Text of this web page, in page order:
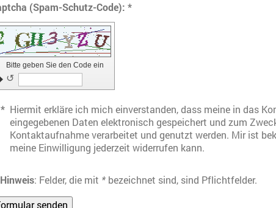
Captcha (Spam-Schutz-Code): *
Bitte geben Sie den Code ein
↺
* Hiermit erkläre ich mich einverstanden, dass meine in das
eingegebenen Daten elektronisch gespeichert und zum
Kontaktaufnahme verarbeitet und genutzt werden. Mir ist
meine Einwilligung jederzeit widerrufen kann.
Hinweis : Felder, die mit *bezeichnet sind, sind Pflichtfelder.